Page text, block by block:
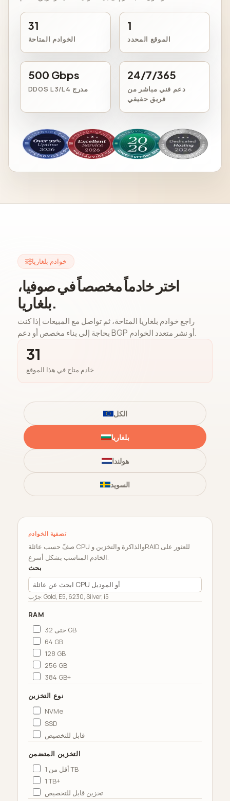
31
الخوادم المتاحة
1
الموقع المحدد
500 Gbps
DDOS L3/L4 مدرج
24/7/365
دعم فني مباشر من
فريق حقيقي
خوادم بلغاريا
اختر خادماً مخصصاً في صوفيا،
بلغاريا.
راجع خوادم بلغاريا المتاحة، ثم تواصل مع المبيعات إذا كنت
بحاجة إلى بناء مخصص أو دعم BGP أو نشر متعدد الخوادم.
31
خادم متاح في هذا الموقع
الكل
بلغاريا
هولندا
السويد
تصفية الخوادم
صفّ حسب عائلة CPU والذاكرة والتخزين وRAID للعثور على
الخادم المناسب بشكل أسرع.
بحث
جرّب: Gold, E5, 6230, Silver, i5
RAM
حتى 32 GB
64 GB
128 GB
256 GB
384 GB+
نوع التخزين
NVMe
SSD
قابل للتخصيص
التخزين المتضمن
أقل من 1 TB
1 TB+
تخزين قابل للتخصيص